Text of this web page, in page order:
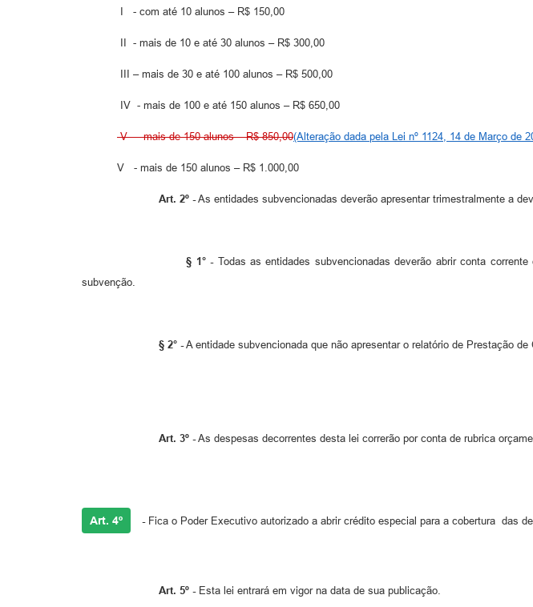
I - com até 10 alunos – R$ 150,00
II - mais de 10 e até 30 alunos – R$ 300,00
III – mais de 30 e até 100 alunos – R$ 500,00
IV - mais de 100 e até 150 alunos – R$ 650,00
V - mais de 150 alunos – R$ 850,00(Alteração dada pela Lei nº 1124, 14 de Março de
V - mais de 150 alunos – R$ 1.000,00
Art. 2º -As entidades subvencionadas deverão apresentar trimestralmente a
§ 1° -Todas as entidades subvencionadas deverão abrir conta
subvenção.
§ 2° -A entidade subvencionada que não apresentar o relatório de Prestação
Art. 3º -As despesas decorrentes desta lei correrão por conta de rubrica
Art. 4º - Fica o Poder Executivo autorizado a abrir crédito especial para a cobertura das
Art. 5º -Esta lei entrará em vigor na data de sua publicação.